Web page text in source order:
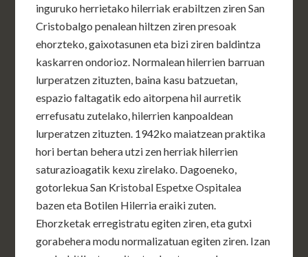
inguruko herrietako hilerriak erabiltzen ziren San
Cristobalgo penalean hiltzen ziren presoak
ehorzteko, gaixotasunen eta bizi ziren baldintza
kaskarren ondorioz. Normalean hilerrien barruan
lurperatzen zituzten, baina kasu batzuetan,
espazio faltagatik edo aitorpena hil aurretik
errefusatu zutelako, hilerrien kanpoaldean
lurperatzen zituzten. 1942ko maiatzean praktika
hori bertan behera utzi zen herriak hilerrien
saturazioagatik kexu zirelako. Dagoeneko,
gotorlekua San Kristobal Espetxe Ospitalea
bazen eta Botilen Hilerria eraiki zuten.
Ehorzketak erregistratu egiten ziren, eta gutxi
gorabehera modu normalizatuan egiten ziren. Izan